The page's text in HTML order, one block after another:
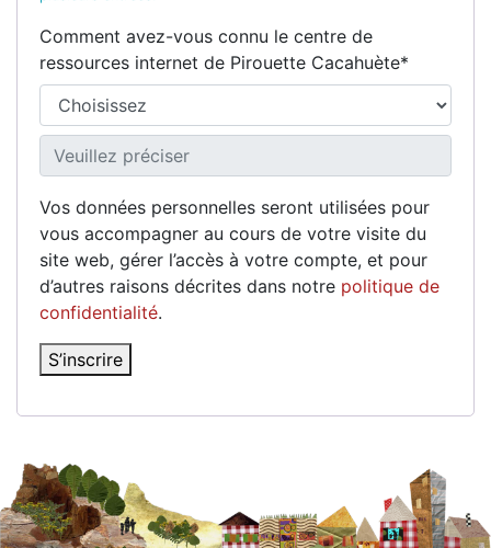
Comment avez-vous connu le centre de
ressources internet de Pirouette Cacahuète*
Vos données personnelles seront utilisées pour
vous accompagner au cours de votre visite du
site web, gérer l’accès à votre compte, et pour
d’autres raisons décrites dans notre politique de
confidentialité.
S’inscrire